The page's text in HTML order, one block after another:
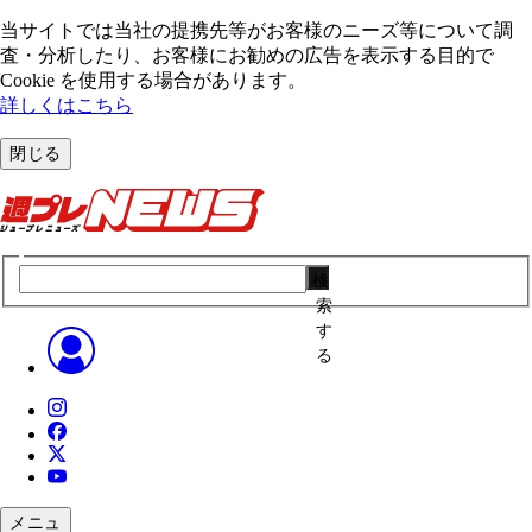
当サイトでは当社の提携先等がお客様のニーズ等について調
査・分析したり、お客様にお勧めの広告を表⽰する⽬的で
Cookie を使⽤する場合があります。
詳しくはこちら
閉じる
索
す
る
メニュ